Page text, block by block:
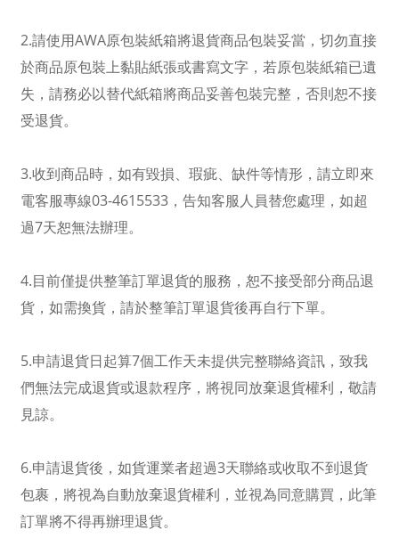
2.請使用AWA原包裝紙箱將退貨商品包裝妥當，切勿直接
於商品原包裝上黏貼紙張或書寫文字，若原包裝紙箱已遺
失，請務必以替代紙箱將商品妥善包裝完整，否則恕不接
受退貨。
3.收到商品時，如有毀損、瑕疵、缺件等情形，請立即來
電客服專線03-4615533，告知客服人員替您處理，如超
過7天恕無法辦理。
4.目前僅提供整筆訂單退貨的服務，恕不接受部分商品退
貨，如需換貨，請於整筆訂單退貨後再自行下單。
5.申請退貨日起算7個工作天未提供完整聯絡資訊，致我
們無法完成退貨或退款程序，將視同放棄退貨權利，敬請
見諒。
6.申請退貨後，如貨運業者超過3天聯絡或收取不到退貨
包裹，將視為自動放棄退貨權利，並視為同意購買，此筆
訂單將不得再辦理退貨。